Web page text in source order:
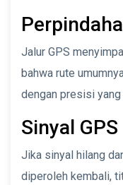
Jalur GPS
bahwa rute
dengan presisi
Sinyal
Jika sinyal hilang
diperoleh kembali,